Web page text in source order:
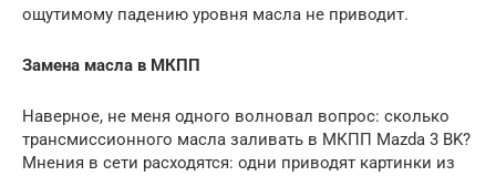
ощутимому падению уровня масла не приводит.
Замена масла в МКПП
Наверное, не меня одного волновал вопрос: сколько
трансмиссионного масла заливать в МКПП Mazda 3 BK?
Мнения в сети расходятся: одни приводят картинки из